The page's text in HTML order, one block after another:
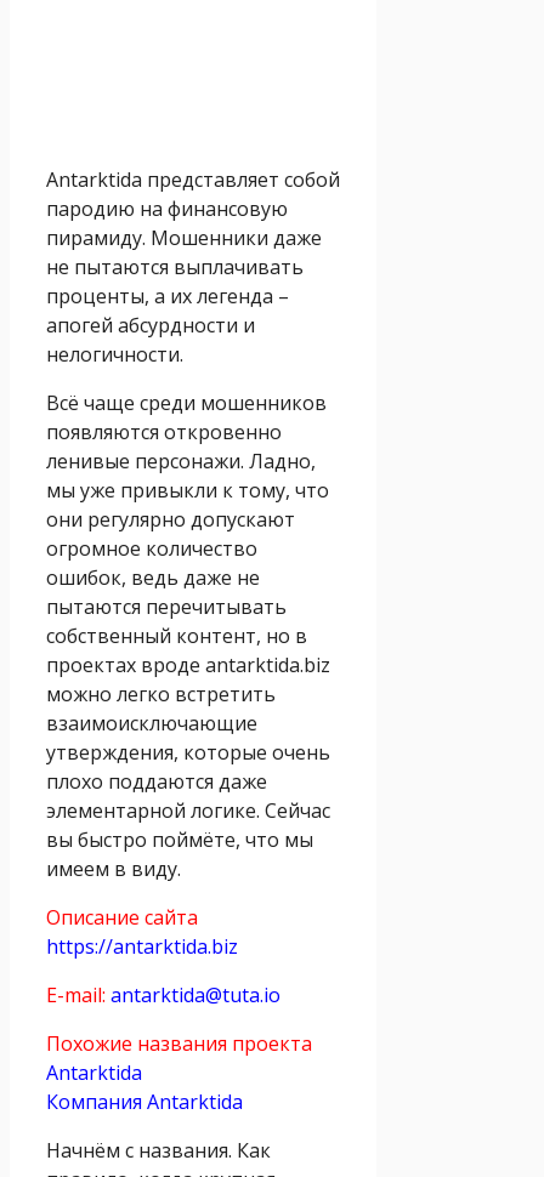
Аntarktida представляет собой
пародию на финансовую
пирамиду. Мошенники даже
не пытаются выплачивать
проценты, а их легенда –
апогей абсурдности и
нелогичности.
Всё чаще среди мошенников
появляются откровенно
ленивые персонажи. Ладно,
мы уже привыкли к тому, что
они регулярно допускают
огромное количество
ошибок, ведь даже не
пытаются перечитывать
собственный контент, но в
проектах вроде antarktida.biz
можно легко встретить
взаимоисключающие
утверждения, которые очень
плохо поддаются даже
элементарной логике. Сейчас
вы быстро поймёте, что мы
имеем в виду.
Описание сайта
https://antarktida.biz
E-mail: antarktida@tuta.io
Похожие названия проекта
Аntarktida
Компания Аntarktida
Начнём с названия. Как